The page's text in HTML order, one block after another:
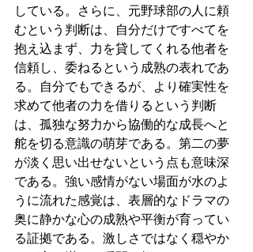
している。さらに、元野球部の人に頼
むという判断は、自分だけですべてを
抱え込まず、力を貸してくれる他者を
信頼し、委ねるという成熟の表れであ
る。自分でもできるが、より確実性を
求めて他者の力を借りるという判断
は、孤独な努力から協働的な成長へと
舵を切る意識の萌芽である。第二の夢
が淡く思い出せないという点も意味深
である。強い感情がない場面が水のよ
うに流れた感覚は、表層的なドラマの
奥に静かな心の成熟や平衡が育ってい
る証拠である。激しさではなく穏やか